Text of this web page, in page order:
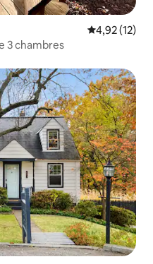
Note
4,92 (12)
3 chambres
les plus aimés